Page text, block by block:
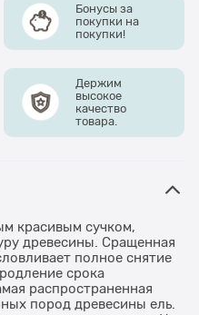
Бонусы за
покупки на
покупки!
Держим
высокое
качество
товара.
красивым сучком,
древесины. Сращенная
полное снятие
срока
распространенная
пород древесины ель.